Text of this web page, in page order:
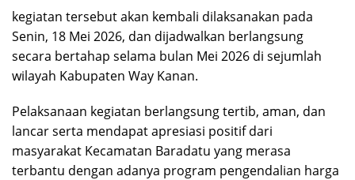
kegiatan tersebut akan kembali dilaksanakan pada
Senin, 18 Mei 2026, dan dijadwalkan berlangsung
secara bertahap selama bulan Mei 2026 di sejumlah
wilayah Kabupaten Way Kanan.
Pelaksanaan kegiatan berlangsung tertib, aman, dan
lancar serta mendapat apresiasi positif dari
masyarakat Kecamatan Baradatu yang merasa
terbantu dengan adanya program pengendalian harga